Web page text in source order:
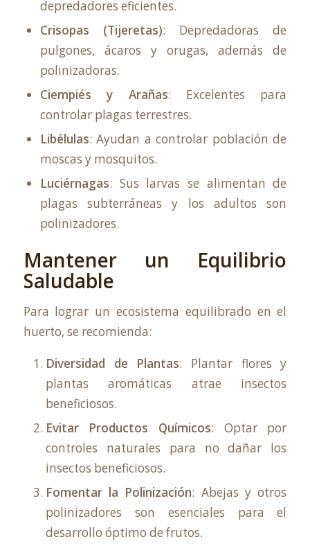
depredadores eficientes.
Crisopas (Tijeretas): Depredadoras de
pulgones, ácaros y orugas, además de
polinizadoras.
Ciempiés y Arañas: Excelentes para
controlar plagas terrestres.
Libélulas: Ayudan a controlar población de
moscas y mosquitos.
Luciérnagas: Sus larvas se alimentan de
plagas subterráneas y los adultos son
polinizadores.
Mantener un Equilibrio
Saludable
Para lograr un ecosistema equilibrado en el
huerto, se recomienda:
Diversidad de Plantas: Plantar flores y
plantas aromáticas atrae insectos
beneficiosos.
Evitar Productos Químicos: Optar por
controles naturales para no dañar los
insectos beneficiosos.
Fomentar la Polinización: Abejas y otros
polinizadores son esenciales para el
desarrollo óptimo de frutos.